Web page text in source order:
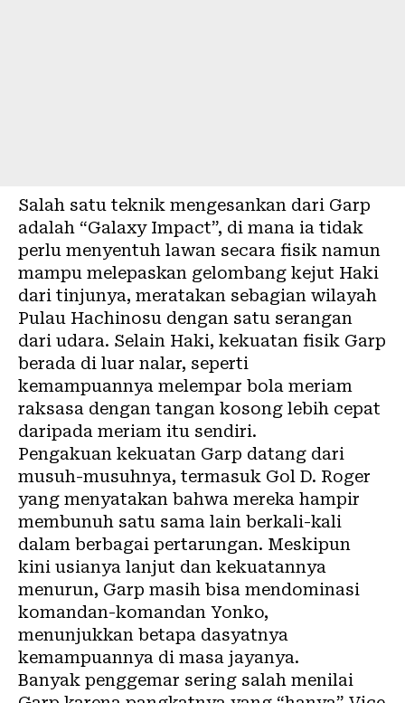
Salah satu teknik mengesankan dari Garp
adalah “Galaxy Impact”, di mana ia tidak
perlu menyentuh lawan secara fisik namun
mampu melepaskan gelombang kejut Haki
dari tinjunya, meratakan sebagian wilayah
Pulau Hachinosu dengan satu serangan
dari udara. Selain Haki, kekuatan fisik Garp
berada di luar nalar, seperti
kemampuannya melempar bola meriam
raksasa dengan tangan kosong lebih cepat
daripada meriam itu sendiri.
Pengakuan kekuatan Garp datang dari
musuh-musuhnya, termasuk Gol D. Roger
yang menyatakan bahwa mereka hampir
membunuh satu sama lain berkali-kali
dalam berbagai pertarungan. Meskipun
kini usianya lanjut dan kekuatannya
menurun, Garp masih bisa mendominasi
komandan-komandan Yonko,
menunjukkan betapa dasyatnya
kemampuannya di masa jayanya.
Banyak penggemar sering salah menilai